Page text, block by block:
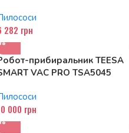
282 грн
прибиральник TEESA
VAC PRO TSA5045
000 грн